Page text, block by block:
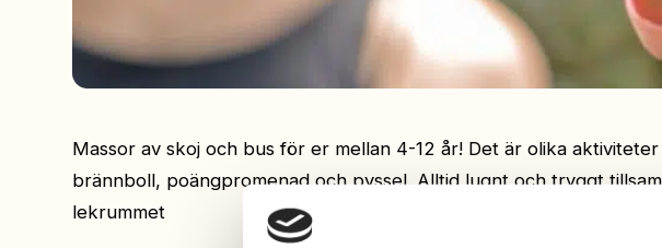
Massor av skoj och bus för er mellan 4-12 år! Det är olika
brännboll, poängpromenad och pyssel. Alltid lugnt och tryggt
lekrummet